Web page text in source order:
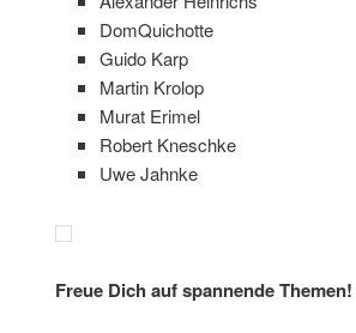
DomQuichotte
Guido Karp
Martin Krolop
Murat Erimel
Robert Kneschke
Uwe Jahnke
Freue Dich auf spannende